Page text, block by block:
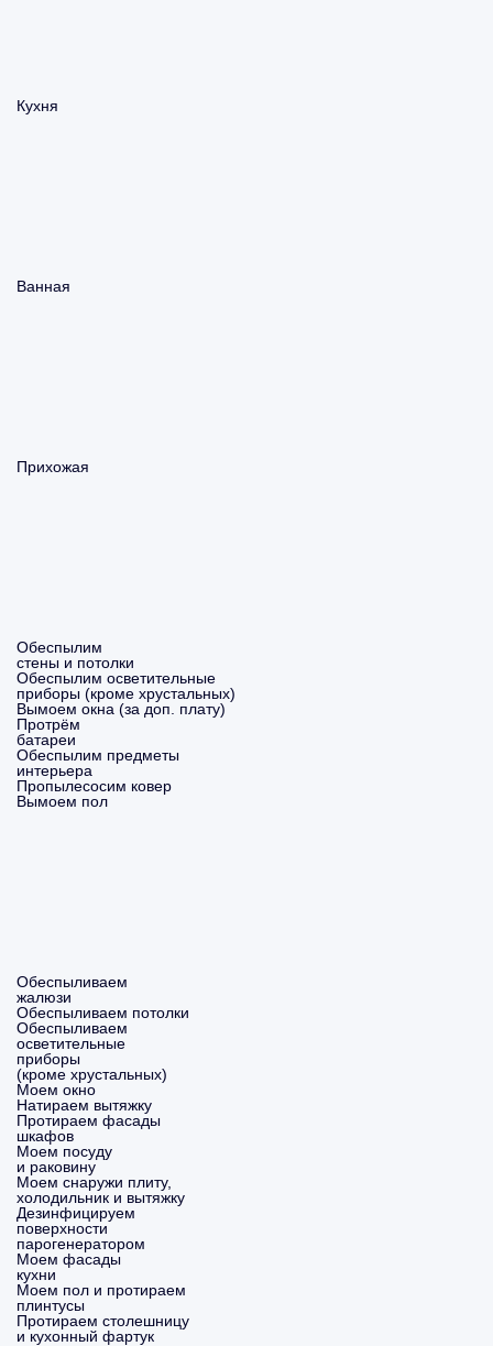
Кухня
Ванная
Прихожая
Обеспылим
стены и потолки
Обеспылим осветительные
приборы (кроме хрустальных)
Вымоем окна (за доп. плату)
Протрём
батареи
Обеспылим предметы
интерьера
Пропылесосим ковер
Вымоем пол
Обеспыливаем
жалюзи
Обеспыливаем потолки
Обеспыливаем
осветительные
приборы
(кроме хрустальных)
Моем окно
Натираем вытяжку
Протираем фасады
шкафов
Моем посуду
и раковину
Моем снаружи плиту,
холодильник и вытяжку
Дезинфицируем
поверхности
парогенератором
Моем фасады
кухни
Моем пол и протираем
плинтусы
Протираем столешницу
и кухонный фартук